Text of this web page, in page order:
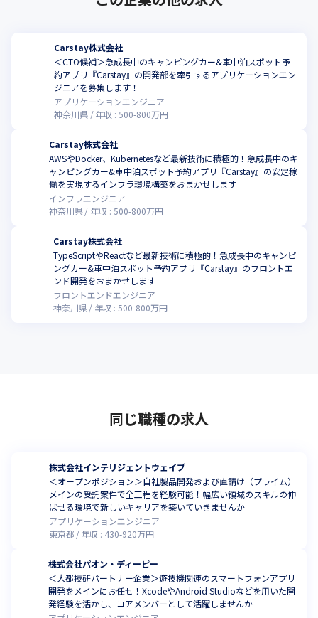
Carstay株式会社
＜CTO候補＞急成長中のキャンピングカー&車中泊スポット予
約アプリ『Carstay』の開発部を牽引するアプリケーションエン
ジニアを募集します！
アプリケーションエンジニア
神奈川県
年収 :500-800万円
Carstay株式会社
AWSやDocker、Kubernetesなど最新技術に積極的！急成長中のキ
ャンピングカー&車中泊スポット予約アプリ『Carstay』の安定稼
働を実現するインフラ環境構築をおまかせします
インフラエンジニア
神奈川県
年収 : 500-800万円
Carstay株式会社
TypeScriptやReactなど最新技術に積極的！急成長中のキャンピ
ングカー&車中泊スポット予約アプリ『Carstay』のフロントエ
ンド開発をおまかせします
フロントエンドエンジニア
神奈川県
年収 : 500-800万円
同じ職種の求人
株式会社インテリジェントウェイブ
＜オープンポジション＞自社製品開発および直請け（プライム）
メインの受託案件で全工程を経験可能！幅広い領域のスキルの伸
ばせる環境で新しいキャリアを築いていきませんか
アプリケーションエンジニア
東京都
年収 : 430-920万円
株式会社パオン・ディーピー
＜大都技研パートナー企業＞遊技機関連のスマートフォンアプリ
開発をメインにお任せ！XcodeやAndroid Studioなどを用いた開
発経験を活かし、コアメンバーとして活躍しませんか